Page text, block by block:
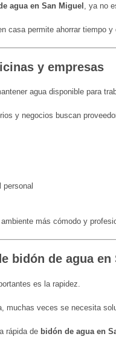
agua en San Miguel , ya no
casa permite ahorrar tiempo y
y empresas
agua disponible para
y negocios buscan
más cómodo y
bidón de agua en
es la rapidez.
muchas veces se necesita
rápida de bidón de agua en